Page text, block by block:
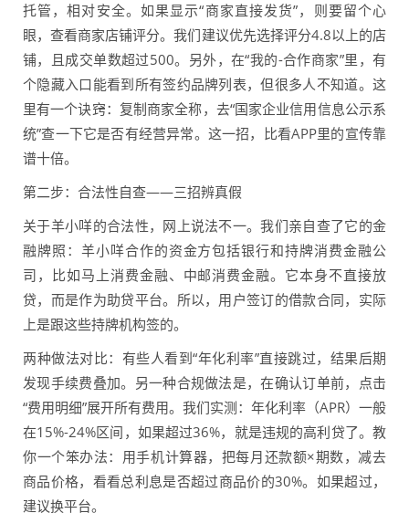
托管，相对安全。如果显示“商家直接发货”，则要留个心
眼，查看商家店铺评分。我们建议优先选择评分4.8以上的店
铺，且成交单数超过500。另外，在“我的-合作商家”里，有
个隐藏入口能看到所有签约品牌列表，但很多人不知道。这
里有一个诀窍：复制商家全称，去“国家企业信用信息公示系
统”查一下它是否有经营异常。这一招，比看APP里的宣传靠
谱十倍。
第二步：合法性自查——三招辨真假
关于羊小咩的合法性，网上说法不一。我们亲自查了它的金
融牌照：羊小咩合作的资金方包括银行和持牌消费金融公
司，比如马上消费金融、中邮消费金融。它本身不直接放
贷，而是作为助贷平台。所以，用户签订的借款合同，实际
上是跟这些持牌机构签的。
两种做法对比：有些人看到“年化利率”直接跳过，结果后期
发现手续费叠加。另一种合规做法是，在确认订单前，点击
“费用明细”展开所有费用。我们实测：年化利率（APR）一般
在15%-24%区间，如果超过36%，就是违规的高利贷了。教
你一个笨办法：用手机计算器，把每月还款额×期数，减去
商品价格，看看总利息是否超过商品价的30%。如果超过，
建议换平台。